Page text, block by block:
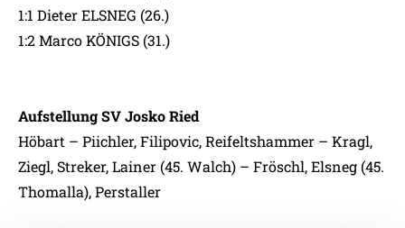
1:1 Dieter ELSNEG (26.)
1:2 Marco KÖNIGS (31.)
Aufstellung SV Josko Ried
Höbart – Piichler, Filipovic, Reifeltshammer – Kragl,
Ziegl, Streker, Lainer (45. Walch) – Fröschl, Elsneg (45.
Thomalla), Perstaller